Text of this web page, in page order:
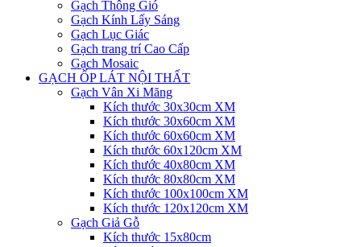
Gạch Thông Gió
Gạch Kính Lấy Sáng
Gạch Lục Giác
Gạch trang trí Cao Cấp
Gạch Mosaic
GẠCH ỐP LÁT NỘI THẤT
Gạch Vân Xi Măng
Kích thước 30x30cm XM
Kích thước 30x60cm XM
Kích thước 60x60cm XM
Kích thước 60x120cm XM
Kích thước 40x80cm XM
Kích thước 80x80cm XM
Kích thước 100x100cm XM
Kích thước 120x120cm XM
Gạch Giả Gỗ
Kích thước 15x80cm